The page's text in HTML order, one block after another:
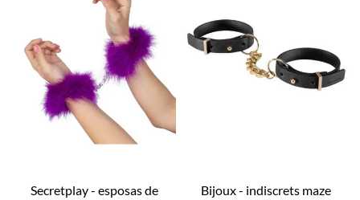
secretplay - esposas de
bijoux - indiscrets maze